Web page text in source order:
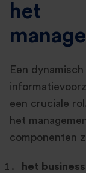
het
Een
een cruciale
het
componenten
het